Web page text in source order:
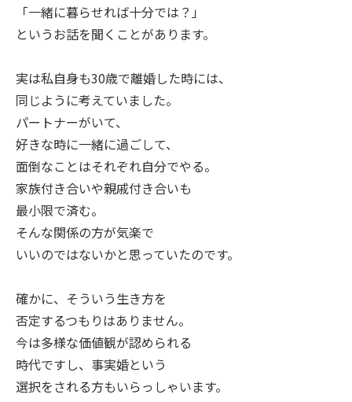
「一緒に暮らせれば十分では？」
というお話を聞くことがあります。
実は私自身も30歳で離婚した時には、
同じように考えていました。
パートナーがいて、
好きな時に一緒に過ごして、
面倒なことはそれぞれ自分でやる。
家族付き合いや親戚付き合いも
最小限で済む。
そんな関係の方が気楽で
いいのではないかと思っていたのです。
確かに、そういう生き方を
否定するつもりはありません。
今は多様な価値観が認められる
時代ですし、事実婚という
選択をされる方もいらっしゃいます。